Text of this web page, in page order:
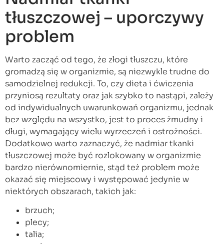
tłuszczowej – uporczywy
problem
Warto zacząć od tego, że złogi tłuszczu, które
gromadzą się w organizmie, są niezwykle trudne do
samodzielnej redukcji. To, czy dieta i ćwiczenia
przyniosą rezultaty oraz jak szybko to nastąpi, zależy
od indywidualnych uwarunkowań organizmu, jednak
bez względu na wszystko, jest to proces żmudny i
długi, wymagający wielu wyrzeczeń i ostrożności.
Dodatkowo warto zaznaczyć, że nadmiar tkanki
tłuszczowej może być rozlokowany w organizmie
bardzo nierównomiernie, stąd też problem może
okazać się miejscowy i występować jedynie w
niektórych obszarach, takich jak:
brzuch;
plecy;
talia;